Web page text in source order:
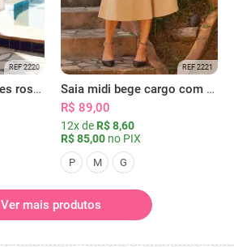
REF 2220
Saia midi branca flores rosas com bolsos
REF 2221
Saia midi bege cargo com bolsos
R$ 89,00
12x de R$ 8,60
R$ 85,00 no PIX
P M G
Ver mais produtos